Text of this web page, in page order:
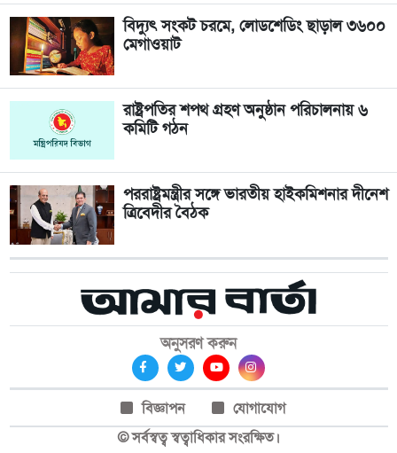
বিদ্যুৎ সংকট চরমে, লোডশেডিং ছাড়াল ৩৬০০
মেগাওয়াট
রাষ্ট্রপতির শপথ গ্রহণ অনুষ্ঠান পরিচালনায় ৬
কমিটি গঠন
পররাষ্ট্রমন্ত্রীর সঙ্গে ভারতীয় হাইকমিশনার দীনেশ
ত্রিবেদীর বৈঠক
অনুসরণ করুন
বিজ্ঞাপন
যোগাযোগ
© সর্বস্বত্ব স্বত্বাধিকার সংরক্ষিত।